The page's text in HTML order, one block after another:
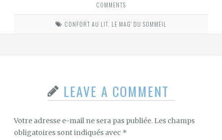
COMMENTS
CONFORT AU LIT LE MAG' DU SOMMEIL
LEAVE A COMMENT
Votre adresse e-mail ne sera pas publiée. Les champs
obligatoires sont indiqués avec *